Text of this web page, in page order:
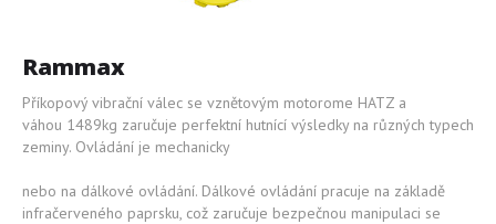
Rammax
Příkopový vibrační válec se vznětovým motorome HATZ a
váhou 1489kg zaručuje perfektní hutnící výsledky na různých typech
zeminy. Ovládání je mechanicky
nebo na dálkové ovládání. Dálkové ovládání pracuje na základě
infračerveného paprsku, což zaručuje bezpečnou manipulaci se